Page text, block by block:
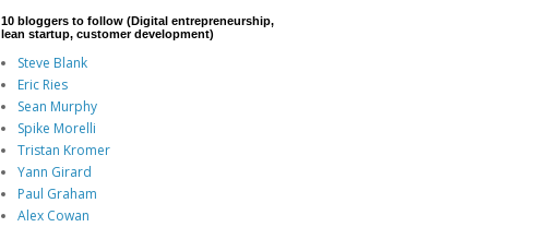
10 bloggers to follow (Digital entrepreneurship,
lean startup, customer development)
Steve Blank
Eric Ries
Sean Murphy
Spike Morelli
Tristan Kromer
Yann Girard
Paul Graham
Alex Cowan